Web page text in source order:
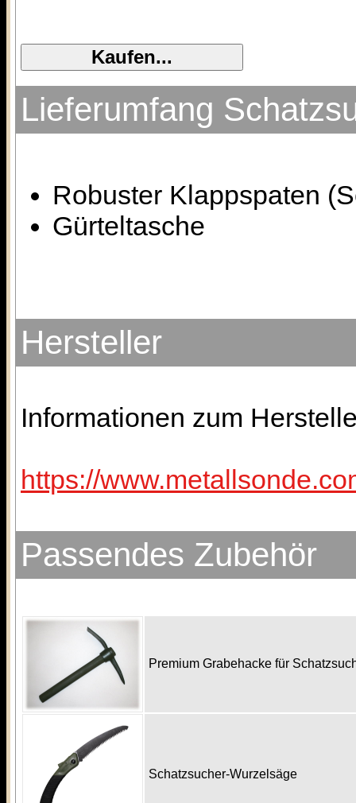
Lieferumfang
Robuster Klappspaten
Gürteltasche
Hersteller
Informationen zum
https://
Passendes Zubehör
Premium Grabehacke für
Schatzsucher-Wurzelsäge